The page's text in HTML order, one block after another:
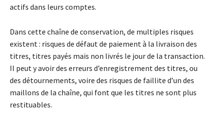
actifs dans leurs comptes.
Dans cette chaîne de conservation, de multiples risques
existent : risques de défaut de paiement à la livraison des
titres, titres payés mais non livrés le jour de la transaction.
Il peut y avoir des erreurs d’enregistrement des titres, ou
des détournements, voire des risques de faillite d’un des
maillons de la chaîne, qui font que les titres ne sont plus
restituables.